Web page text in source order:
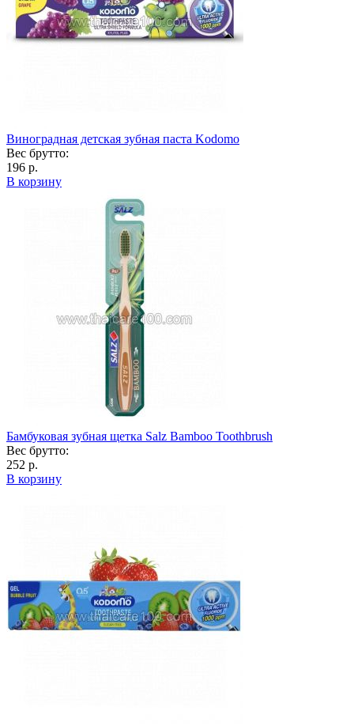
Виноградная детская зубная паста Kodomo
Вес брутто:
196 р.
В корзину
Бамбуковая зубная щетка Salz Bamboo Toothbrush
Вес брутто:
252 р.
В корзину